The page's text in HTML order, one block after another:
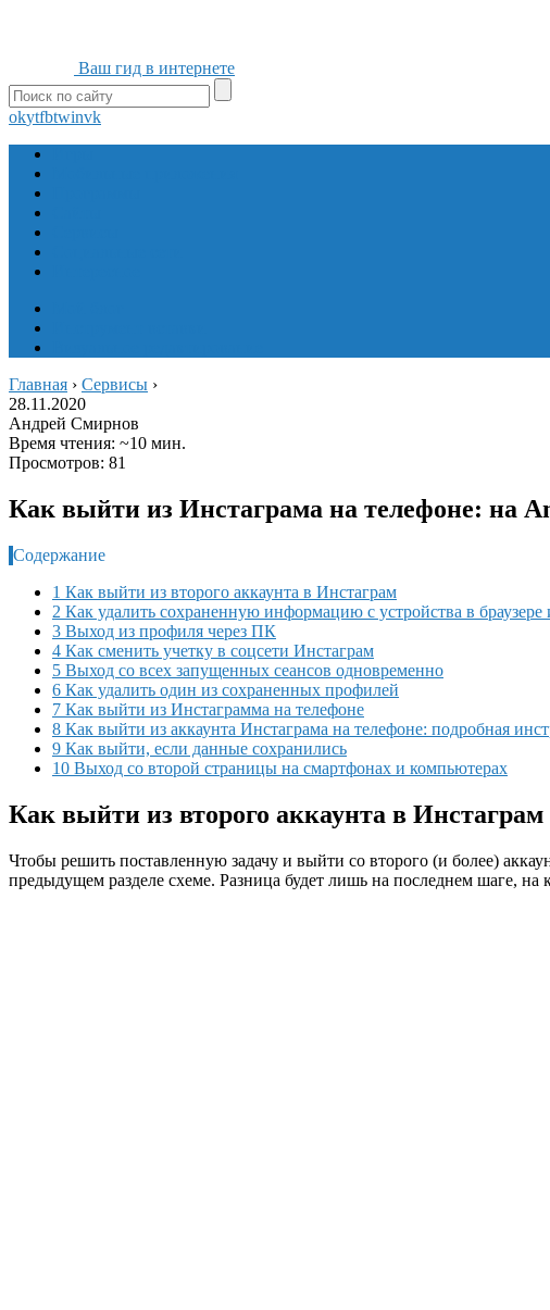
Ваш гид в интернете
okytfbtwinvk
Главная › Сервисы ›
28.11.2020
Андрей Смирнов
Время чтения: ~10 мин.
Просмотров: 81
Как выйти из Инстаграма на телефоне: на
Содержание
1 Как выйти из второго аккаунта в Инстаграм
2 Как удалить сохраненную информацию с устройства в
3 Выход из профиля через ПК
4 Как сменить учетку в соцсети Инстаграм
5 Выход со всех запущенных сеансов одновременно
6 Как удалить один из сохраненных профилей
7 Как выйти из Инстаграмма на телефоне
8 Как выйти из аккаунта Инстаграма на телефоне: подробная
9 Как выйти, если данные сохранились
10 Выход со второй страницы на смартфонах и компьютерах
Как выйти из второго аккаунта в Инстаграм
Чтобы решить поставленную задачу и выйти со второго (и более)
предыдущем разделе схеме. Разница будет лишь на последнем шаге,